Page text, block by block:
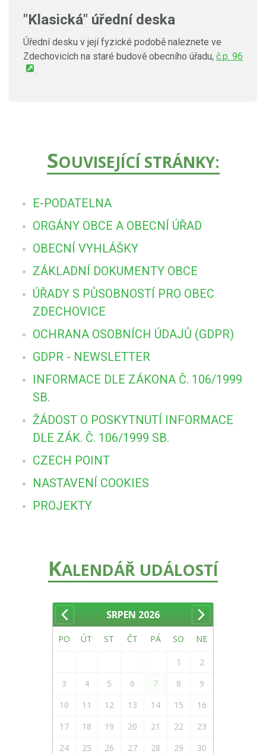
"Klasická" úřední deska
Úřední desku v její fyzické podobě naleznete ve
Zdechovicích na staré budově obecního úřadu, č.p. 96
.
SOUVISEJÍCÍ STRÁNKY:
E-PODATELNA
ORGÁNY OBCE A OBECNÍ ÚŘAD
OBECNÍ VYHLÁŠKY
ZÁKLADNÍ DOKUMENTY OBCE
ÚŘADY S PŮSOBNOSTÍ PRO OBEC
ZDECHOVICE
OCHRANA OSOBNÍCH ÚDAJŮ (GDPR)
GDPR - NEWSLETTER
INFORMACE DLE ZÁKONA Č. 106/1999
SB.
ŽÁDOST O POSKYTNUTÍ INFORMACE
DLE ZÁK. Č. 106/1999 SB.
CZECH POINT
NASTAVENÍ COOKIES
PROJEKTY
KALENDÁŘ UDÁLOSTÍ
SRPEN 2026
PO ÚT ST ČT PÁ SO NE
1
2
3
4 5 6 7 8
9
10
11 12 13 14 15
16
17
18 19 20 21 22
23
24
25 26 27 28 29
30